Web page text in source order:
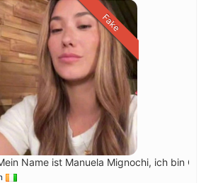
Fake
Name ist Manuela Mignochi, ich bin